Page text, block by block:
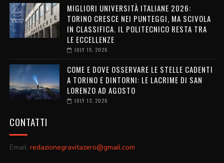
MIGLIORI UNIVERSITÀ ITALIANE 2026:
TORINO CRESCE NEI PUNTEGGI, MA SCIVOLA
IN CLASSIFICA. IL POLITECNICO RESTA TRA
LE ECCELLENZE
JULY 15, 2026
COME E DOVE OSSERVARE LE STELLE CADENTI
A TORINO E DINTORNI: LE LACRIME DI SAN
LORENZO AD AGOSTO
JULY 13, 2026
CONTATTI
Email: redazionegravitazero@gmail.com